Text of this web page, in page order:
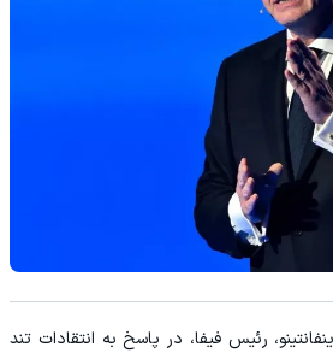
رئیس فیفا، در پاسخ به انتقادات تند